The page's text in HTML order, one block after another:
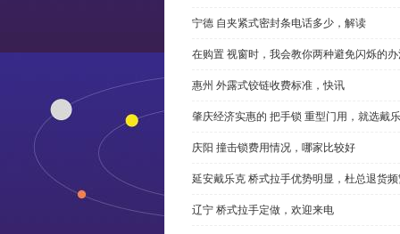
宁德 自夹紧式密封条电话多少，解读
在购置 视窗时，我会教你两种避免闪烁的
惠州 外露式铰链收费标准，快讯
肇庆经济实惠的 把手锁 重型门用，就选戴
庆阳 撞击锁费用情况，哪家比较好
延安戴乐克 桥式拉手优势明显，杜总退货
辽宁 桥式拉手定做，欢迎来电